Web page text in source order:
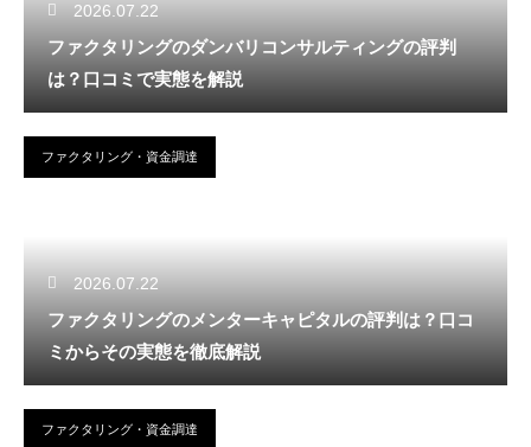
2026.07.22
ファクタリングのダンバリコンサルティングの評判
は？口コミで実態を解説
ファクタリング・資金調達
2026.07.22
ファクタリングのメンターキャピタルの評判は？口コ
ミからその実態を徹底解説
ファクタリング・資金調達